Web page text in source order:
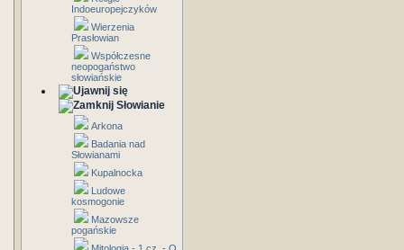
Indoeuropejczyków
Wierzenia
Prasłowian
Współczesne
neopogaństwo
słowiańskie
Słowianie
Arkona
Badania nad
Słowianami
Kupalnocka
Ludowe
kosmogonie
Mazowsze
pogańskie